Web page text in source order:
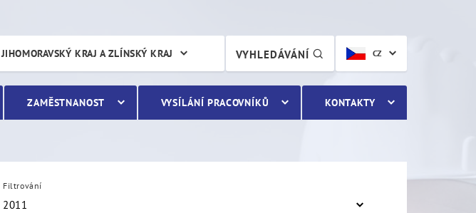
CZ
VYHLEDÁVÁNÍ
JIHOMORAVSKÝ KRAJ A ZLÍNSKÝ KRAJ
ZAMĚSTNANOST VYSÍLÁNÍ PRACOVNÍKŮ KONTAKTY
Filtrování
2011